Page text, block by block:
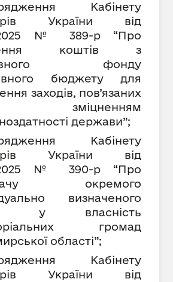
Кабінету
України від
№ 389-р “Про
коштів з
фонду
бюджету для
заходів, пов’язаних
держави”;
Кабінету
України від
№ 390-р “Про
окремого
визначеного
у власність
громад
області”;
Кабінету
України від